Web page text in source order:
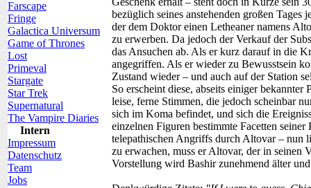
Farscape
Fringe
Galactica Universum
Game of Thrones
Lost
Primeval
Stargate
Star Trek
Supernatural
The Vampire Diaries
Intern
Impressum
Datenschutz
Team
Jobs
bezüglich seines anstehenden großen
der dem Doktor einen Letheaner namens
zu erwerben. Da jedoch der Verkauf der
das Ansuchen ab. Als er kurz darauf in die
angegriffen. Als er wieder zu Bewusstsein
Zustand wieder – und auch auf der Station
So erscheint diese, abseits einiger
leise, ferne Stimmen, die jedoch scheinbar
sich im Koma befindet, und sich die
einzelnen Figuren bestimmte Facetten
telepathischen Angriffs durch Altovar – nun
zu erwachen, muss er Altovar, der in seinen
Vorstellung wird Bashir zunehmend älter